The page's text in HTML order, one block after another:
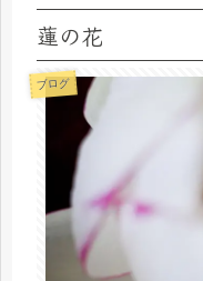
蓮の花
ブログ